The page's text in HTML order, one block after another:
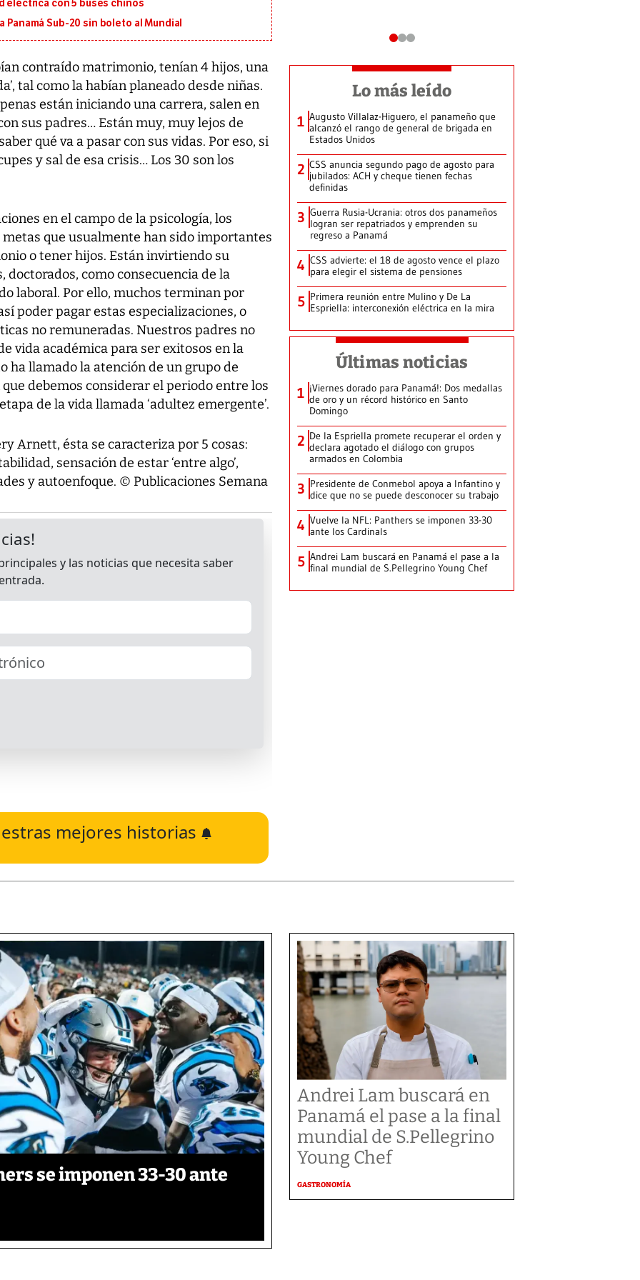
eléctrica con 5 buses chinos
Panamá Sub-20 sin boleto al Mundial
contraído matrimonio, tenían 4 hijos, una
tal como la habían planeado desde niñas.
están iniciando una carrera, salen en
sus padres… Están muy, muy lejos de
qué va a pasar con sus vidas. Por eso, si
y sal de esa crisis… Los 30 son los
en el campo de la psicología, los
que usualmente han sido importantes
o tener hijos. Están invirtiendo su
como consecuencia de la
laboral. Por ello, muchos terminan por
poder pagar estas especializaciones, o
no remuneradas. Nuestros padres no
vida académica para ser exitosos en la
ha llamado la atención de un grupo de
debemos considerar el periodo entre los
de la vida llamada ‘adultez emergente’.
Arnett, ésta se caracteriza por 5 cosas:
sensación de estar ‘entre algo’,
y autoenfoque. © Publicaciones Semana
mejores historias
Lo más leído
1 Augusto Villalaz-Higuero, el panameño que
alcanzó el rango de general de brigada en
Estados Unidos
2 CSS anuncia segundo pago de agosto para
jubilados: ACH y cheque tienen fechas
definidas
3 Guerra Rusia-Ucrania: otros dos panameños
logran ser repatriados y emprenden su
regreso a Panamá
4 CSS advierte: el 18 de agosto vence el plazo
para elegir el sistema de pensiones
5 Primera reunión entre Mulino y De La
Espriella: interconexión eléctrica en la mira
Últimas noticias
1 ¡Viernes dorado para Panamá!: Dos medallas
de oro y un récord histórico en Santo
Domingo
2 De la Espriella promete recuperar el orden y
declara agotado el diálogo con grupos
armados en Colombia
3 Presidente de Conmebol apoya a Infantino y
dice que no se puede desconocer su trabajo
4 Vuelve la NFL: Panthers se imponen 33-30
ante los Cardinals
5 Andrei Lam buscará en Panamá el pase a la
final mundial de S.Pellegrino Young Chef
se imponen 33-30 ante
Andrei Lam buscará en
Panamá el pase a la final
mundial de S.Pellegrino
Young Chef
GASTRONOMÍA